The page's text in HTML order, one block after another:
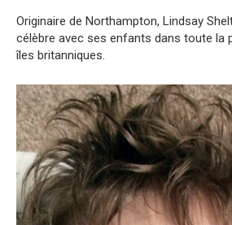
Originaire de Northampton, Lindsay
célèbre avec ses enfants dans toute la
îles britanniques.